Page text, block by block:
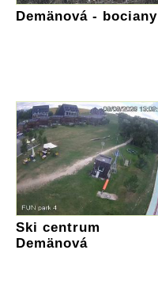
Demänová - bociany
Ski centrum
Demänová